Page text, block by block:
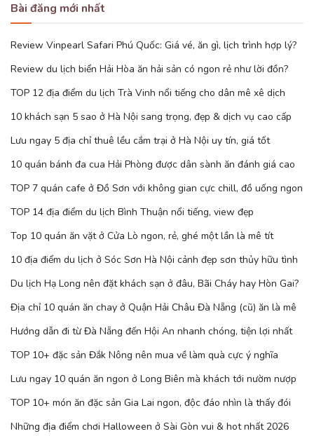
Bài đăng mới nhất
Review Vinpearl Safari Phú Quốc: Giá vé, ăn gì, lịch trình hợp lý?
Review du lịch biển Hải Hòa ăn hải sản có ngon rẻ như lời đồn?
TOP 12 địa điểm du lịch Trà Vinh nổi tiếng cho dân mê xê dịch
10 khách sạn 5 sao ở Hà Nội sang trọng, đẹp & dịch vụ cao cấp
Lưu ngay 5 địa chỉ thuê lều cắm trại ở Hà Nội uy tín, giá tốt
10 quán bánh đa cua Hải Phòng được dân sành ăn đánh giá cao
TOP 7 quán cafe ở Đồ Sơn với không gian cực chill, đồ uống ngon
TOP 14 địa điểm du lịch Bình Thuận nổi tiếng, view đẹp
Top 10 quán ăn vặt ở Cửa Lò ngon, rẻ, ghé một lần là mê tít
10 địa điểm du lịch ở Sóc Sơn Hà Nội cảnh đẹp sơn thủy hữu tình
Du lịch Hạ Long nên đặt khách sạn ở đâu, Bãi Cháy hay Hòn Gai?
Địa chỉ 10 quán ăn chay ở Quận Hải Châu Đà Nẵng (cũ) ăn là mê
Hướng dẫn đi từ Đà Nẵng đến Hội An nhanh chóng, tiện lợi nhất
TOP 10+ đặc sản Đắk Nông nên mua về làm quà cực ý nghĩa
Lưu ngay 10 quán ăn ngon ở Long Biên mà khách tới nườm nượp
TOP 10+ món ăn đặc sản Gia Lai ngon, độc đáo nhìn là thấy đói
Những địa điểm chơi Halloween ở Sài Gòn vui & hot nhất 2026